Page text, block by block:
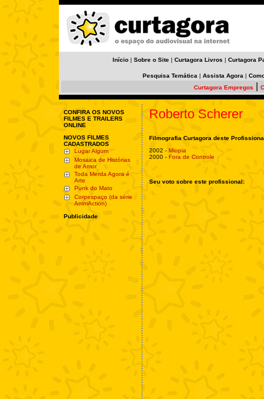
Início | Sobre o Site | Curtagora Livros | Curtagora
Pesquisa Temática | Assista Agora |
Curtagora Empregos
CONFIRA OS NOVOS
FILMES E TRAILERS
ONLINE
NOVOS FILMES
CADASTRADOS
Lugar Algum
Mosaica de Histórias
de Amor
Toda Merda Agora é
Arte
Punk do Mato
Corpespaço (da série
AnimAction)
Publicidade
Roberto Scherer
Filmografia Curtagora deste
2002 - Miopia
2000 - Fora de Controle
Seu voto sobre este profissional: